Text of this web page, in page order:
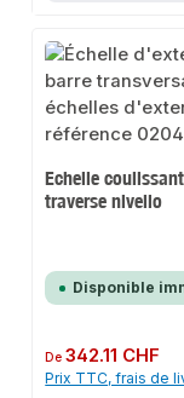
Echelle
traverse nivello
Disponible
Prix régulier :
De342.11 CHF
Prix TTC, frais de